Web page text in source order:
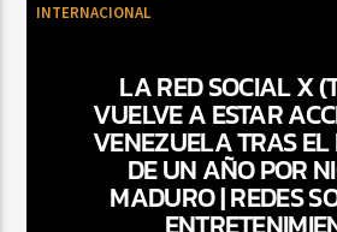
INTERNACIONAL
LA RED SOCIAL X
VUELVE A ESTAR
VENEZUELA TRAS
DE UN AÑO POR
MADURO | REDES